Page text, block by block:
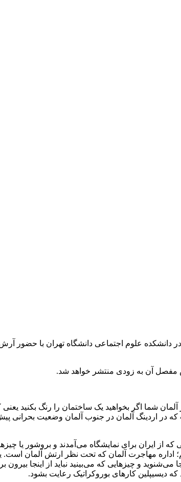
دانشکده علوم اجتماعی دانشگاه تهران با حضور
مفصل آن به زودی منتشر خواهد شد.
این پروسه شدم چون کلا در آلمان شما اگر بخواهید یک ساختمان را
در اردینگ آلمان در جنوب آلمان وضعیت بحرانی پیش
ایران برای نمایشگاه می‌آمدند و بروشور یا
اداره مهاجرت آلمان که تحت نظر ارتش آلمان
و چیزهایی که می‌بینید نباید از اینجا
کارهای بوروکراتیک رعایت بشود.